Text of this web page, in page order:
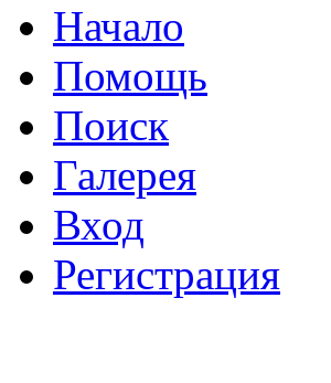
Начало
Помощь
Поиск
Галерея
Вход
Регистрация